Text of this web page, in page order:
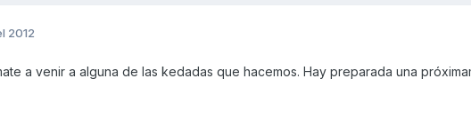
2012
a venir a alguna de las kedadas que hacemos. Hay preparada una